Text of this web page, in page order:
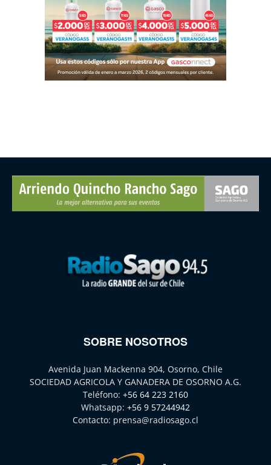
SOBRE NOSOTROS
Avenida Juan Mackenna 904, Osorno, Chile
SOCIEDAD AGRICOLA Y GANADERA DE OSORNO A.G.
Teléfono: +56 64 223 2160
Whatsapp: +56 9 57244942
Contacto: prensa@radiosago.cl